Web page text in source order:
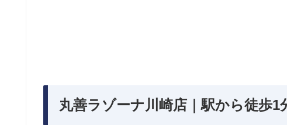
丸善ラゾーナ川崎店｜駅から徒歩1